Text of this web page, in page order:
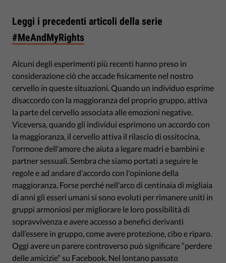
Leggi i precedenti articoli della serie
#MeAndMyRights
Alcuni degli esperimenti più recenti hanno preso in
considerazione ciò che accade fisicamente nel nostro
cervello in queste situazioni. Quando un individuo esprime
disaccordo con la maggioranza del proprio gruppo, attiva
la parte del cervello associata alle emozioni negative.
Viceversa, quando gli individui esprimono un accordo con
la maggioranza, il cervello attiva il rilascio di ossitocina,
l'ormone dell'amore che aiuta a legare madri e bambini e
partner sessuali. Sembra che siamo portati a seguire le
regole e ad andare d'accordo con l'opinione della
maggioranza. Forse perché nell'arco di centinaia di migliaia
di anni gli esseri umani si sono evoluti per rimanere uniti in
gruppi armoniosi per migliorare le loro possibilità di
sopravvivenza e avere accesso a benefici derivanti
dall’essere in gruppo, come avere protezione, cibo e riparo.
Oggi avere un parere controverso può significare “perdere
delle amicizie” su Facebook. Nel lontano passato